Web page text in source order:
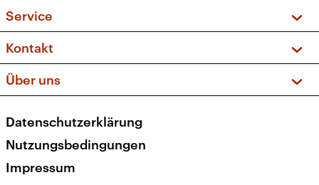
Musikliste
Kakadu – Das Kinderprogramm
Frequenzen (UKW + DAB+)
Service
FAQ
Apps
Newsletter
Veranstaltungen
Kontakt
Social Media
Über uns
Presse
Karriere
Transparenz
Datenschutzerklärung
Nutzungsbedingungen
Impressum